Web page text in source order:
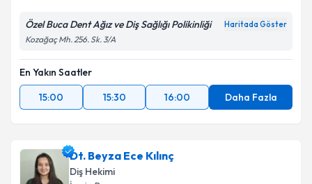
Özel Buca Dent Ağız ve Diş Sağlığı Polikinliği Haritada Göster
Kozağaç Mh. 256. Sk. 3/A
En Yakın Saatler
15:00
15:30 16:00 Daha Fazla
Dt. Beyza Ece Kılınç
Diş Hekimi